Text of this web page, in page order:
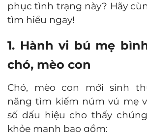
phục tình trạng này? Hãy
tìm hiểu ngay!
1. Hành vi bú mẹ
chó, mèo con
Chó, mèo con mới sinh
năng tìm kiếm núm vú mẹ
số dấu hiệu cho thấy
khỏe mạnh bao gồm: